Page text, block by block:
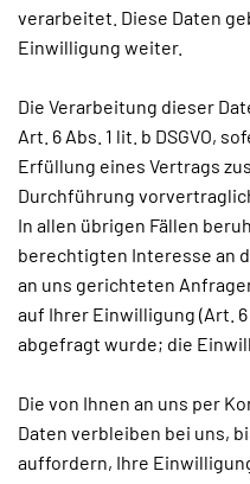
verarbeitet. Diese Daten
Einwilligung weiter.
Die Verarbeitung dieser
Art. 6 Abs. 1 lit. b DSGVO,
Erfüllung eines Vertrags
Durchführung
In allen übrigen Fällen
berechtigten Interesse an
an uns gerichteten
auf Ihrer Einwilligung (Art. 6
abgefragt wurde; die
Die von Ihnen an uns per
Daten verbleiben bei uns,
auffordern, Ihre